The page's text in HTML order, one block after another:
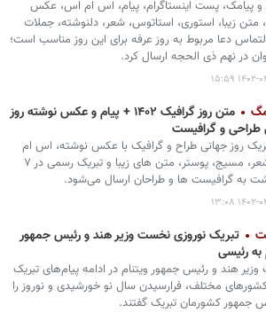
پیامک، پست اینستاگرام، پیام، اس ام اس، عکس
متن زیبا، استوری، استاتوس، شعر، دلنوشته، جملات
دعا مربوط به روز عرفه برای این روز مناسب است؛
در نهم ذی الحجه ارسال کرد.
۰۶ ۱۵:۵۹
مگ
متن روز گرافیک ۱۴۰۲ + پیام و عکس نوشته روز
طراحی و گرافیست
روز جهانی طراح و گرافیک با عکس نوشته، اس ام
اس، شعر، مسیج، پوستر، متن های زیبا و تبریک رسمی در ۷
به گرافیست ها و طراحان ارسال می‌شود.
۰۶ ۱۳:۰۸
تبریک نوروزی نخست وزیر هند و رئیس جمهور
به رئیسی
هند و رئیس جمهور ویتنام در ادامه پیام‌های تبریک
مختلف، فرارسیدن سال نو خورشیدی و نوروز را
جمهور کشورمان تبریک گفتند.